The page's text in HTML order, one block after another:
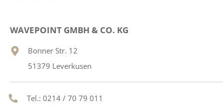
WAVEPOINT GMBH & CO. KG
Bonner Str. 12
51379 Leverkusen
Tel.: 0214 / 70 79 011